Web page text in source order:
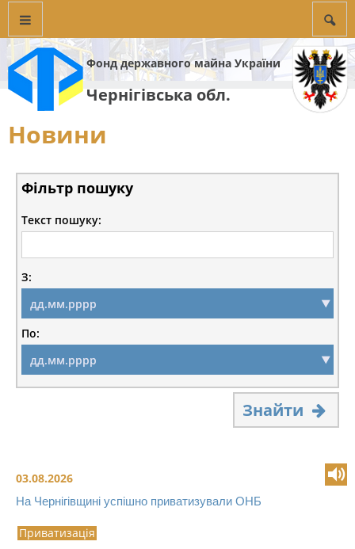
Фонд державного майна України
Чернігівська обл.
Новини
Фільтр пошуку
Текст пошуку:
З:
По:
Знайти
03.08.2026
На Чернігівщині успішно приватизували ОНБ
Приватизація